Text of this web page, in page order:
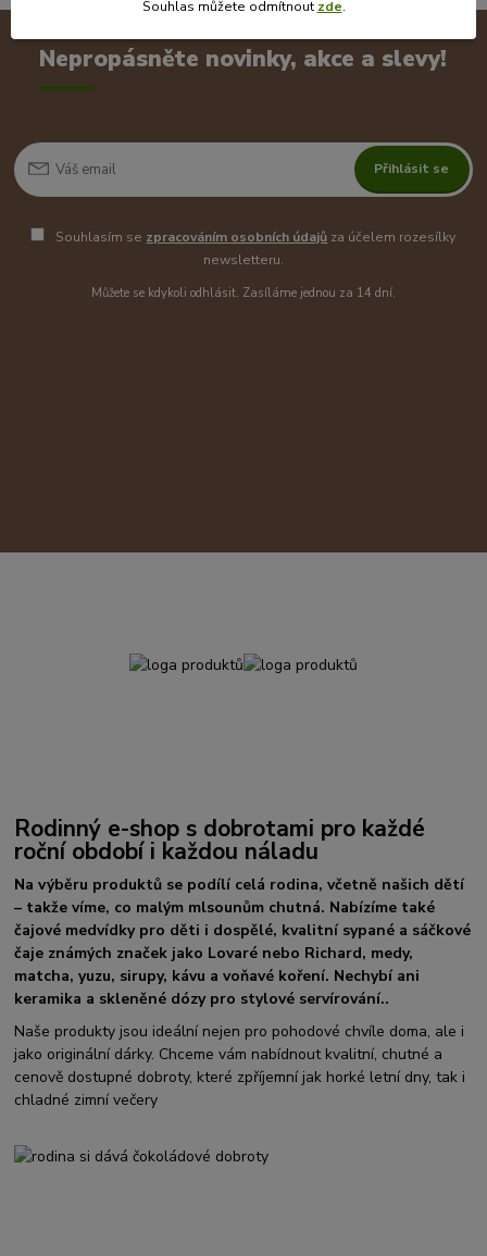
Nepropásněte novinky, akce a slevy!
Přihlásit se
Souhlasím se zpracováním osobních údajů za účelem rozesílky
newsletteru.
Můžete se kdykoli odhlásit. Zasíláme jednou za 14 dní.
Rodinný e-shop s dobrotami pro každé
roční období i každou náladu
Na výběru produktů se podílí celá rodina, včetně našich dětí
– takže víme, co malým mlsounům chutná. Nabízíme také
čajové medvídky pro děti i dospělé, kvalitní sypané a sáčkové
čaje známých značek jako Lovaré nebo Richard, medy,
matcha, yuzu, sirupy, kávu a voňavé koření. Nechybí ani
keramika a skleněné dózy pro stylové servírování..
Naše produkty jsou ideální nejen pro pohodové chvíle doma, ale i
jako originální dárky. Chceme vám nabídnout kvalitní, chutné a
cenově dostupné dobroty, které zpříjemní jak horké letní dny, tak i
chladné zimní večery
Souhlas můžete odmítnout zde.